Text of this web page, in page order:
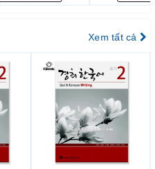
mức đầu tư của quý khách.
hàng:
dẫn thi TOPIK miễn phí
sách CSKH thân thiết.
Xem tất cả